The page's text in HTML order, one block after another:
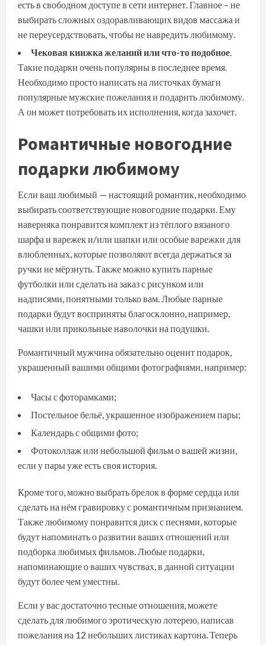
есть в свободном доступе в сети интернет. Главное – не
выбирать сложных оздоравливающих видов массажа и
не переусердствовать, чтобы не навредить любимому.
Чековая книжка желаний или что-то подобное.
Такие подарки очень популярны в последнее время.
Необходимо просто написать на листочках бумаги
популярные мужские пожелания и подарить любимому.
А он может потребовать их исполнения, когда захочет.
Романтичные новогодние
подарки любимому
Если ваш любимый — настоящий романтик, необходимо
выбирать соответствующие новогодние подарки. Ему
наверняка понравится комплект из тёплого вязаного
шарфа и варежек и/или шапки или особые варежки для
влюбленных, которые позволяют всегда держаться за
ручки не мёрзнуть. Также можно купить парные
футболки или сделать на заказ с рисунком или
надписями, понятными только вам. Любые парные
подарки будут восприняты благосклонно, например,
чашки или прикольные наволочки на подушки.
Романтичный мужчина обязательно оценит подарок,
украшенный вашими общими фотографиями, например:
Часы с фоторамками;
Постельное бельё, украшенное изображением пары;
Календарь с общими фото;
Фотоколлаж или небольшой фильм о вашей жизни,
если у пары уже есть своя история.
Кроме того, можно выбрать брелок в форме сердца или
сделать на нём гравировку с романтичным признанием.
Также любимому понравится диск с песнями, которые
будут напоминать о развитии ваших отношений или
подборка любимых фильмов. Любые подарки,
напоминающие о ваших чувствах, в данной ситуации
будут более чем уместны.
Если у вас достаточно тесные отношения, можете
сделать для любимого эротическую лотерею, написав
пожелания на 12 небольших листиках картона. Теперь